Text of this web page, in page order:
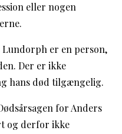
eller nogen
er en person,
Der er ikke
hans død tilgængelig.
for Anders
og derfor ikke